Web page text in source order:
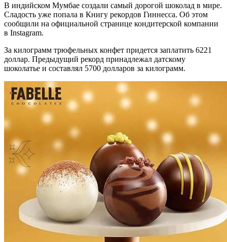
В индийском Мумбае создали самый дорогой шоколад в мире.
Сладость уже попала в Книгу рекордов Гиннесса. Об этом
сообщили на официальной странице кондитерской компании
в Instagram.
За килограмм трюфельных конфет придется заплатить 6221
доллар. Предыдущий рекорд принадлежал датскому
шоколатье и составлял 5700 долларов за килограмм.